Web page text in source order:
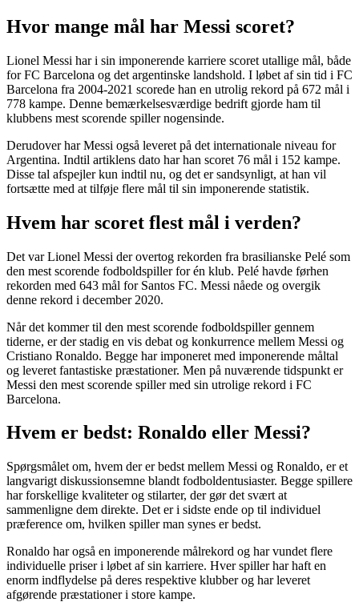
Hvor mange mål har Messi scoret?
Lionel Messi har i sin imponerende karriere scoret utallige mål, både
for FC Barcelona og det argentinske landshold. I løbet af sin tid i FC
Barcelona fra 2004-2021 scorede han en utrolig rekord på 672 mål i
778 kampe. Denne bemærkelsesværdige bedrift gjorde ham til
klubbens mest scorende spiller nogensinde.
Derudover har Messi også leveret på det internationale niveau for
Argentina. Indtil artiklens dato har han scoret 76 mål i 152 kampe.
Disse tal afspejler kun indtil nu, og det er sandsynligt, at han vil
fortsætte med at tilføje flere mål til sin imponerende statistik.
Hvem har scoret flest mål i verden?
Det var Lionel Messi der overtog rekorden fra brasilianske Pelé som
den mest scorende fodboldspiller for én klub. Pelé havde førhen
rekorden med 643 mål for Santos FC. Messi nåede og overgik
denne rekord i december 2020.
Når det kommer til den mest scorende fodboldspiller gennem
tiderne, er der stadig en vis debat og konkurrence mellem Messi og
Cristiano Ronaldo. Begge har imponeret med imponerende måltal
og leveret fantastiske præstationer. Men på nuværende tidspunkt er
Messi den mest scorende spiller med sin utrolige rekord i FC
Barcelona.
Hvem er bedst: Ronaldo eller Messi?
Spørgsmålet om, hvem der er bedst mellem Messi og Ronaldo, er et
langvarigt diskussionsemne blandt fodboldentusiaster. Begge spillere
har forskellige kvaliteter og stilarter, der gør det svært at
sammenligne dem direkte. Det er i sidste ende op til individuel
præference om, hvilken spiller man synes er bedst.
Ronaldo har også en imponerende målrekord og har vundet flere
individuelle priser i løbet af sin karriere. Hver spiller har haft en
enorm indflydelse på deres respektive klubber og har leveret
afgørende præstationer i store kampe.